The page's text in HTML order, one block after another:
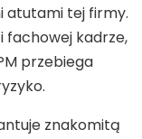
atutami tej firmy.
fachowej kadrze,
przebiega
znakomitą